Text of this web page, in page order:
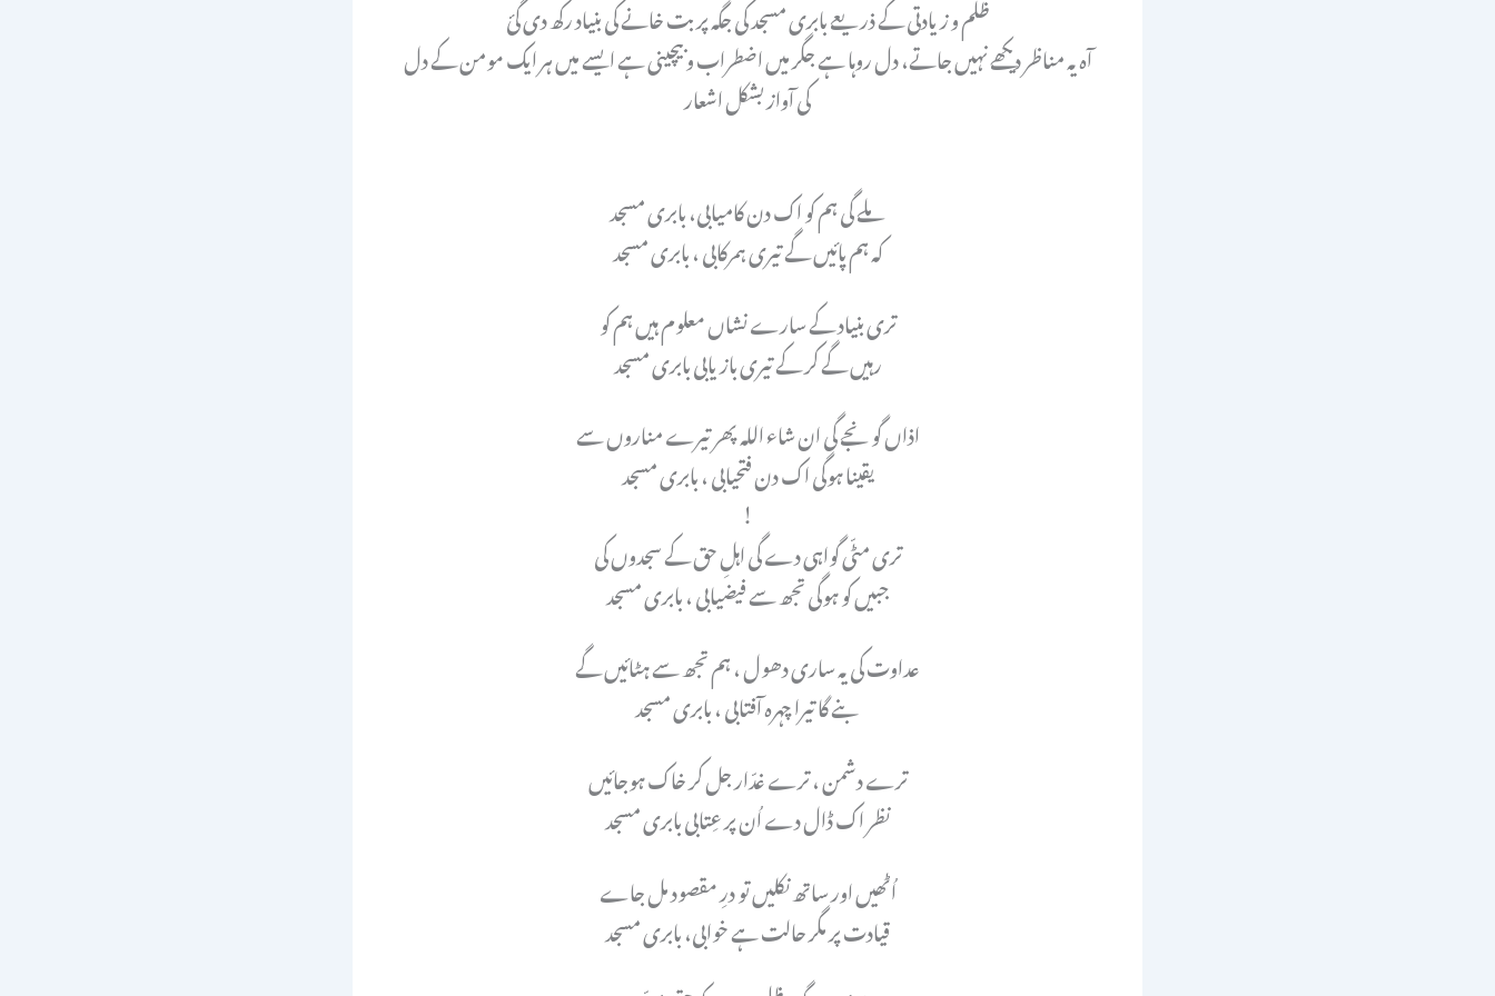
ظلم و زیادتی کے ذریعے بابری مسجد کی جگہ پر بت خانے کی بنیاد رکھ دی گئ
آہ یہ مناظر دیکھے نہیں جاتے، دل روہا ہے جگر میں اضطراب و بیچینی ہے ایسے میں ہر ایک مومن کے دل
کی آواز بشکل اشعار
ملے گی ہم کو اک دن کامیابی، بابری مسجد
کہ ہم پائیں گے تیری ہمرکابی ، بابری مسجد
تری بنیاد کے سارے نشاں معلوم ہیں ہم کو
رہیں گے کر کے تیری بازیابی بابری مسجد
اذاں گونجے گی ان شاء اللہ پھر تیرے مناروں سے
یقینا ہوگی اک دن فتحیابی ، بابری مسجد
!
تری مٹّی گواہی دے گی اہلِ حق کے سجدوں کی
جبیں کو ہوگی تجھ سے فیضیابی ، بابری مسجد
عداوت کی یہ ساری دھول ، ہم تجھ سے ہٹائیں گے
بنے گا تیرا چہرہ آفتابی ، بابری مسجد
ترے دشمن ، ترے غدّار جل کر خاک ہوجائیں
نظر اک ڈال دے اُن پر عِتابی بابری مسجد
اُٹھیں اور ساتھ نکلیں تو درِ مقصود مل جاے
قیادت پر مگر حالت ہے خوابی، بابری مسجد